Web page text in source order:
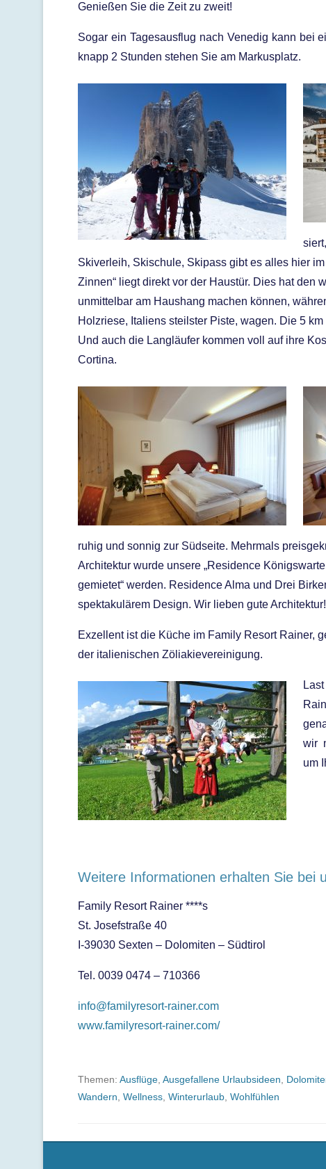
Genießen Sie die Zeit zu zweit!
Sogar ein Tagesausflug nach Venedig kann bei
knapp 2 Stunden stehen Sie am Markusplatz.
Skiverleih, Skischule, Skipass gibt es alles hier
Zinnen“ liegt direkt vor der Haustür. Dies hat den
unmittelbar am Haushang machen können,
Holzriese, Italiens steilster Piste, wagen. Die 5
Und auch die Langläufer kommen voll auf ihre
Cortina.
ruhig und sonnig zur Südseite. Mehrmals
Architektur wurde unsere „Residence
gemietet“ werden. Residence Alma und Drei
spektakulärem Design. Wir lieben gute Architektur!
Exzellent ist die Küche im Family Resort Rainer,
der italienischen Zöliakievereinigung.
wir
um
Weitere Informationen erhalten Sie bei
Family Resort Rainer ****s
St. Josefstraße 40
I-39030 Sexten – Dolomiten – Südtirol
Tel. 0039 0474 – 710366
info@familyresort-rainer.com
www.familyresort-rainer.com/
Themen: Ausflüge Ausgefallene Urlaubsideen
Wandern Wellness Winterurlaub Wohlfühlen